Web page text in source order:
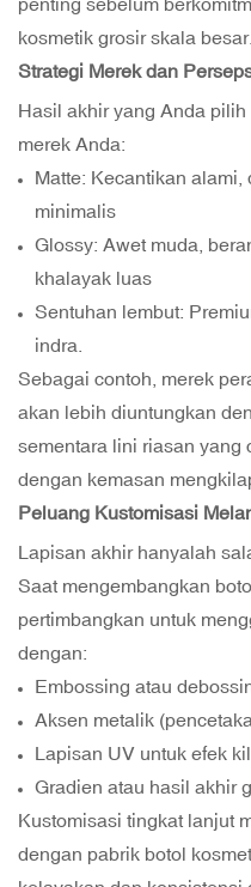
kosmetik grosir skala besar.
Strategi Merek dan
Hasil akhir yang Anda
merek Anda:
Matte: Kecantikan
minimalis
Glossy: Awet muda,
khalayak luas
Sentuhan lembut:
indra.
Sebagai contoh, merek
akan lebih diuntungkan
sementara lini riasan yang
dengan kemasan
Peluang Kustomisasi
Lapisan akhir hanyalah
Saat mengembangkan
pertimbangkan untuk
dengan:
Embossing atau
Aksen metalik
Lapisan UV untuk efek
Gradien atau hasil akhir
Kustomisasi tingkat lanjut
dengan pabrik botol